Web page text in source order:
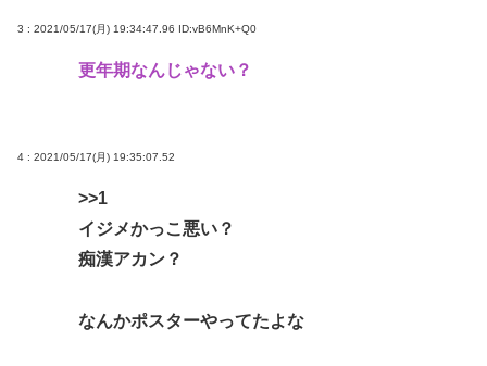
3 : 2021/05/17(月) 19:34:47.96 ID:vB6MnK+Q0
更年期なんじゃない？
4 : 2021/05/17(月) 19:35:07.52
>>1
イジメかっこ悪い？
痴漢アカン？
なんかポスターやってたよな